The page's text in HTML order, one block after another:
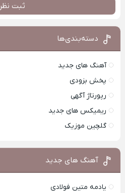
ثبت نظر
دسته‌بندی‌ها
آهنگ های جدید
پخش بزودی
رپورتاژ آگهی
ریمیکس های جدید
گلچین موزیک
آهنگ های جدید
یادمه متین فولادی